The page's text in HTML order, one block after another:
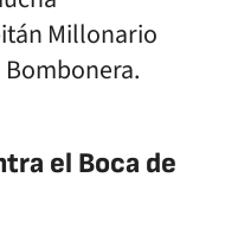
Millonario
el Boca de